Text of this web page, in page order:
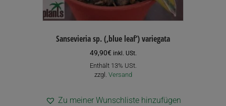
Sansevieria sp. (‚blue leaf‘) variegata
49,90€ inkl. USt.
Enthält 13% USt.
zzgl. Versand
Zu meiner Wunschliste hinzufügen